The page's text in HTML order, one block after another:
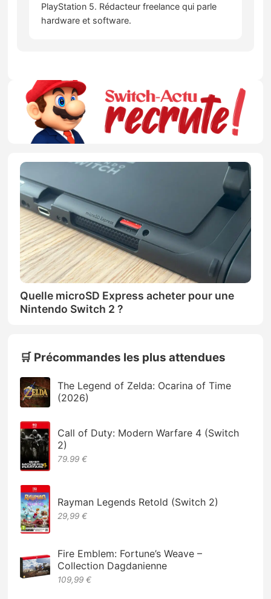
PlayStation 5. Rédacteur freelance qui parle
hardware et software.
Quelle microSD Express acheter pour une
Nintendo Switch 2 ?
🛒 Précommandes les plus attendues
The Legend of Zelda: Ocarina of Time
(2026)
Call of Duty: Modern Warfare 4 (Switch
2)
79.99 €
Rayman Legends Retold (Switch 2)
29,99 €
Fire Emblem: Fortune’s Weave –
Collection Dagdanienne
109,99 €